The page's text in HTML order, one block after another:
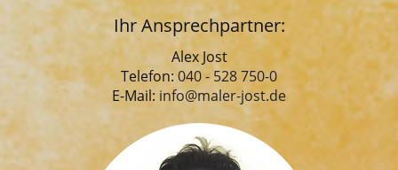
Ihr Ansprechpartner:
Alex Jost
Telefon:040 - 528 750-0
E-Mail: info@maler-jost.de